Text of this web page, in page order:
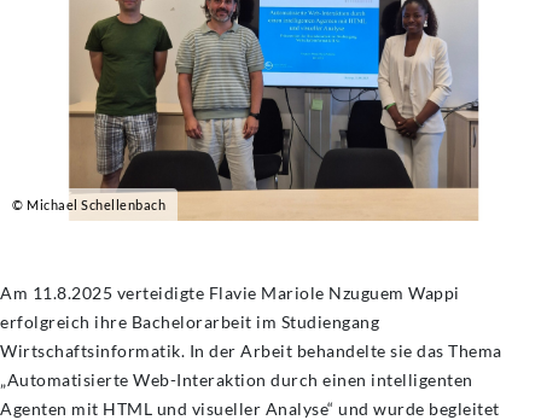
© Michael Schellenbach
Am 11.8.2025 verteidigte Flavie Mariole Nzuguem Wappi
erfolgreich ihre Bachelorarbeit im Studiengang
Wirtschaftsinformatik. In der Arbeit behandelte sie das Thema
„Automatisierte Web-Interaktion durch einen intelligenten
Agenten mit HTML und visueller Analyse“ und wurde begleitet